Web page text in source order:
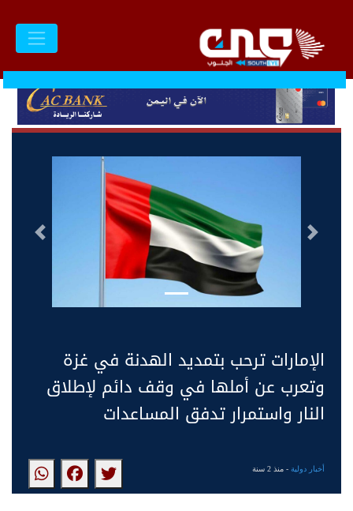
التالى السابق
الإمارات ترحب بتمديد الهدنة في غزة
وتعرب عن أملها في وقف دائم لإطلاق
النار واستمرار تدفق المساعدات
أخبار دولية- منذ 2 سنة